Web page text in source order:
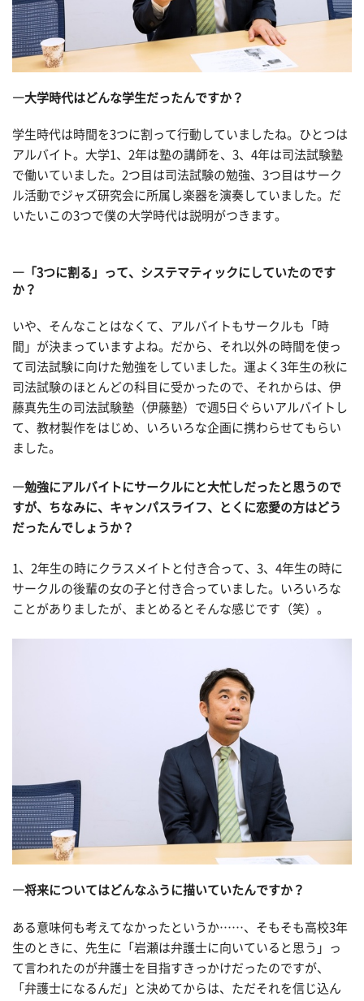
―大学時代はどんな学生だったんですか？
学生時代は時間を3つに割って行動していましたね。ひとつは
アルバイト。大学1、2年は塾の講師を、3、4年は司法試験塾
で働いていました。2つ目は司法試験の勉強、3つ目はサーク
ル活動でジャズ研究会に所属し楽器を演奏していました。だ
いたいこの3つで僕の大学時代は説明がつきます。
―「3つに割る」って、システマティックにしていたのです
か？
いや、そんなことはなくて、アルバイトもサークルも「時
間」が決まっていますよね。だから、それ以外の時間を使っ
て司法試験に向けた勉強をしていました。運よく3年生の秋に
司法試験のほとんどの科目に受かったので、それからは、伊
藤真先生の司法試験塾（伊藤塾）で週5日ぐらいアルバイトし
て、教材製作をはじめ、いろいろな企画に携わらせてもらい
ました。
―勉強にアルバイトにサークルにと大忙しだったと思うので
すが、ちなみに、キャンパスライフ、とくに恋愛の方はどう
だったんでしょうか？
1、2年生の時にクラスメイトと付き合って、3、4年生の時に
サークルの後輩の女の子と付き合っていました。いろいろな
ことがありましたが、まとめるとそんな感じです（笑）。
―将来についてはどんなふうに描いていたんですか？
ある意味何も考えてなかったというか……、そもそも高校3年
生のときに、先生に「岩瀬は弁護士に向いていると思う」っ
て言われたのが弁護士を目指すきっかけだったのですが、
「弁護士になるんだ」と決めてからは、ただそれを信じ込ん